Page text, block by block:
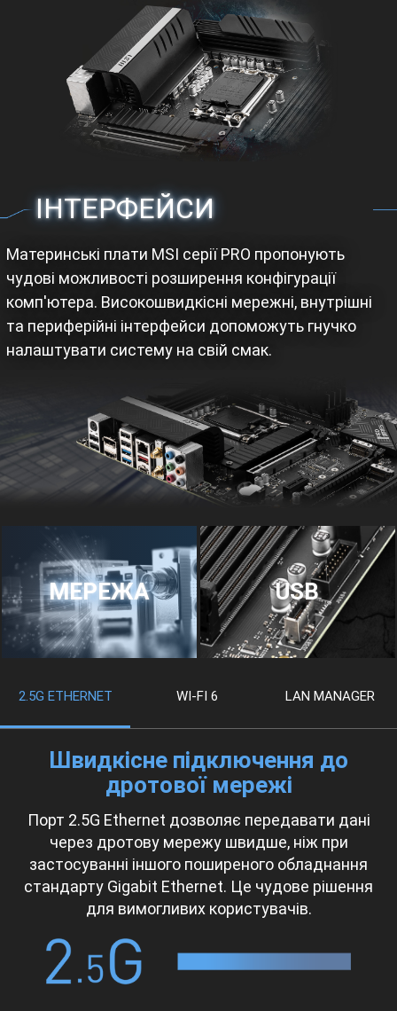
ІНТЕРФЕЙСИ
Материнські плати MSI серії PRO пропонують
чудові можливості розширення конфігурації
комп'ютера. Високошвидкісні мережні, внутрішні
та периферійні інтерфейси допоможуть гнучко
налаштувати систему на свій смак.
МЕРЕЖА USB
2.5G ETHERNET WI-FI 6 LAN MANAGER
Швидкісне підключення до
дротової мережі
Порт 2.5G Ethernet дозволяє передавати дані
через дротову мережу швидше, ніж при
застосуванні іншого поширеного обладнання
стандарту Gigabit Ethernet. Це чудове рішення
для вимогливих користувачів.